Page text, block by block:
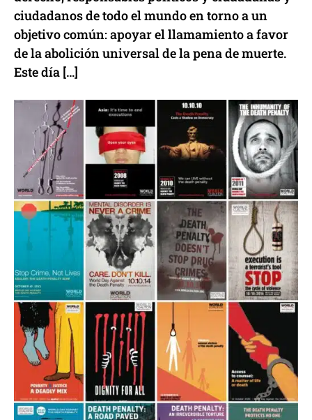
ciudadanos de todo el mundo en torno a un
objetivo común: apoyar el llamamiento a favor
de la abolición universal de la pena de muerte.
Este día […]